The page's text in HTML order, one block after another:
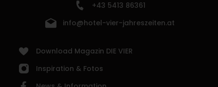
+43 5413 86361
info@hotel-vier-jahreszeiten.at
Download Magazin DIE VIER
Inspiration & Fotos